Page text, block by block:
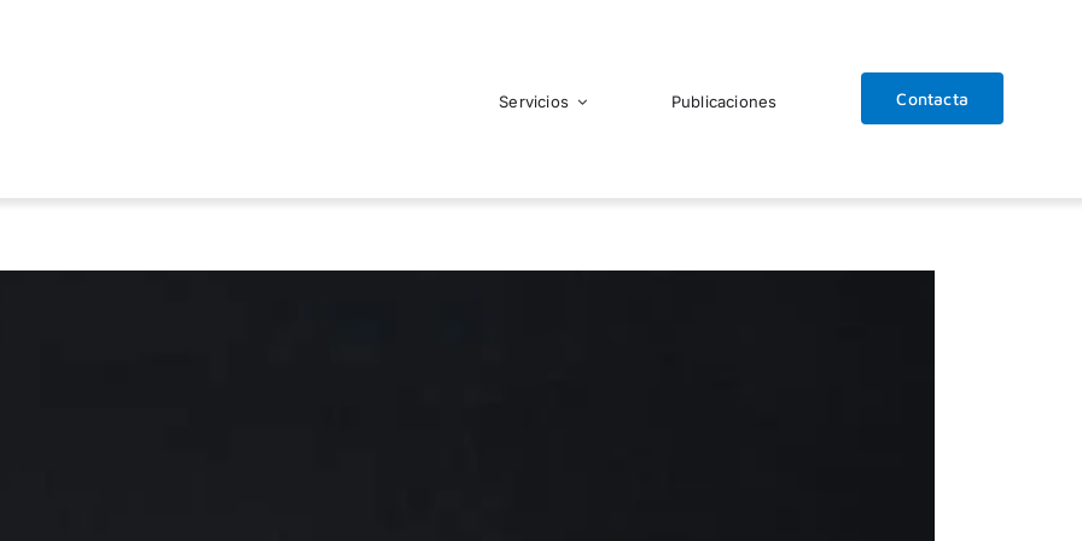
Servicios Publicaciones Contacta